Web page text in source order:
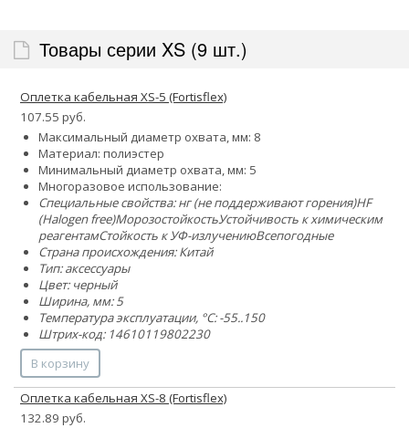
Товары серии XS (9 шт.)
Оплетка кабельная XS-5 (Fortisflex)
107.55 руб.
Максимальный диаметр охвата, мм: 8
Материал: полиэстер
Минимальный диаметр охвата, мм: 5
Многоразовое использование:
Специальные свойства:нг (не поддерживают горения)HF
(Halogen free)МорозостойкостьУстойчивость к химическим
реагентамСтойкость к УФ-излучениюВсепогодные
Страна происхождения: Китай
Тип: аксессуары
Цвет: черный
Ширина, мм: 5
Температура эксплуатации, °C: -55..150
Штрих-код: 14610119802230
В корзину
Оплетка кабельная XS-8 (Fortisflex)
132.89 руб.